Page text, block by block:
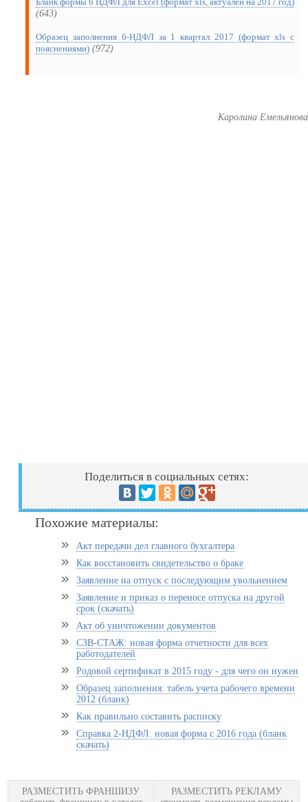
(643)
Образец заполнения 6-НДФЛ за 1 квартал 2017 (формат xls с
пояснениями) (972)
Каролина Емельянова
Поделиться в социальных сетях:
Похожие материалы:
Акт передачи дел главного бухгалтера
Как восстановить свидетельство о браке
Заявление на отпуск с последующим увольнением
Заявление и приказ о переносе отпуска на другой
срок (скачать)
Акт об уничтожении документов
СЗВ-СТАЖ: новая форма отчетности для всех
работодателей
Родовой сертификат в 2015 году - для чего он нужен
Образец заполнения: табель учета рабочего времени
2012 (бланк)
Как правильно составить расписку
Справка 2-НДФЛ: новая форма с 2016 года (бланк
скачать)
РАЗМЕСТИТЬ ФРАНШИЗУ
РАЗМЕСТИТЬ РЕКЛАМУ